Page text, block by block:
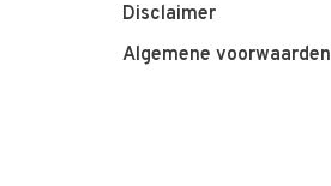
Disclaimer
Algemene voorwaarden